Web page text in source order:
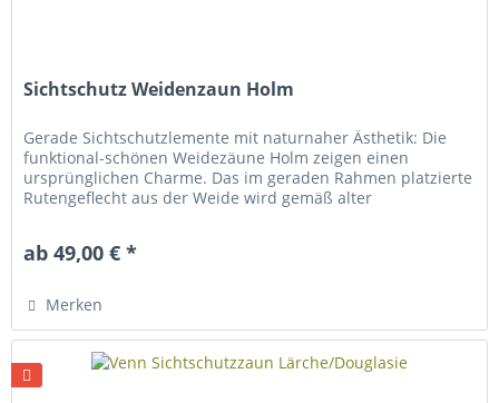
Sichtschutz Weidenzaun Holm
Gerade Sichtschutzlemente mit naturnaher Ästhetik: Die
funktional-schönen Weidezäune Holm zeigen einen
ursprünglichen Charme. Das im geraden Rahmen platzierte
Rutengeflecht aus der Weide wird gemäß alter
ab 49,00 € *
Merken